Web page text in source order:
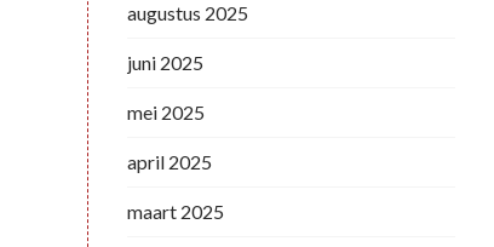
augustus 2025
juni 2025
mei 2025
april 2025
maart 2025